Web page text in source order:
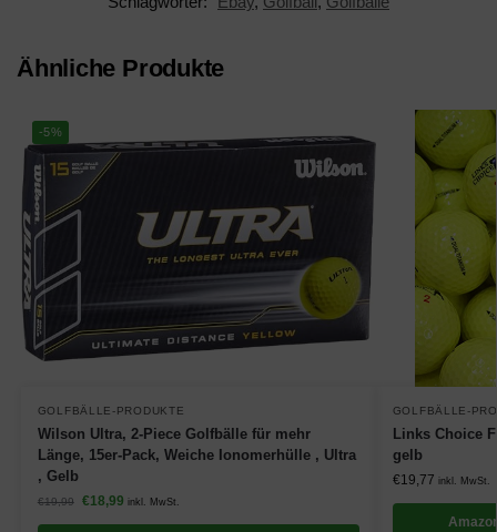
Ähnliche Produkte
-5%
GOLFBÄLLE-PRODUKTE
Wilson Ultra, 2-Piece Golfbälle für mehr
Länge, 15er-Pack, Weiche Ionomerhülle , Ultra
, Gelb
€19,99 €18,99 inkl. MwSt.
GOLFBÄLLE-
Links Choice
gelb
€19,77 inkl. MwSt.